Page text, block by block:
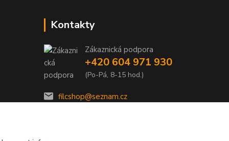
Kontakty
Zákaznická podpora
+420 604 971 930
(Po-Pá, 8-15 hod.)
filcshop@seznam.cz